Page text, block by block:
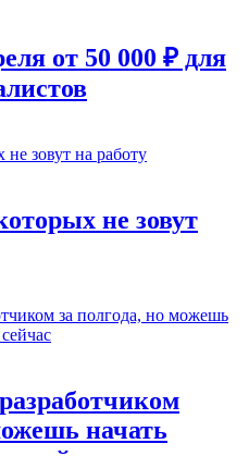
от 50 000 ₽ для
не зовут
начать